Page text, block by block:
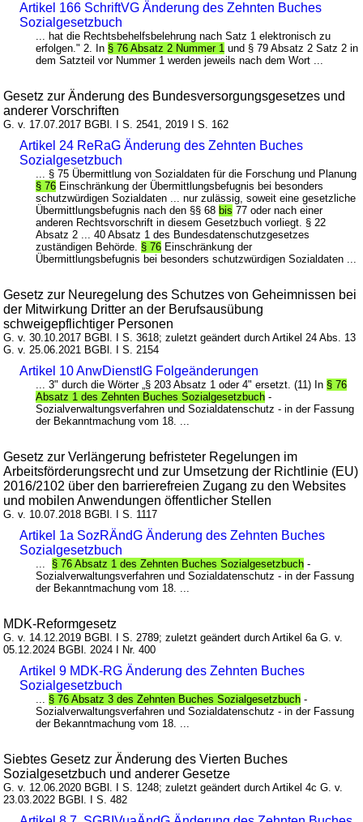
Artikel 166 SchriftVG Änderung des Zehnten Buches
Sozialgesetzbuch
... hat die Rechtsbehelfsbelehrung nach Satz 1 elektronisch zu
erfolgen." 2. In § 76 Absatz 2 Nummer 1 und § 79 Absatz 2 Satz 2 in
dem Satzteil vor Nummer 1 werden jeweils nach dem Wort ...
Gesetz zur Änderung des Bundesversorgungsgesetzes und
anderer Vorschriften
G. v. 17.07.2017 BGBl. I S. 2541, 2019 I S. 162
Artikel 24 ReRaG Änderung des Zehnten Buches
Sozialgesetzbuch
... § 75 Übermittlung von Sozialdaten für die Forschung und Planung
§ 76 Einschränkung der Übermittlungsbefugnis bei besonders
schutzwürdigen Sozialdaten ... nur zulässig, soweit eine gesetzliche
Übermittlungsbefugnis nach den §§ 68 bis 77 oder nach einer
anderen Rechtsvorschrift in diesem Gesetzbuch vorliegt. § 22
Absatz 2 ... 40 Absatz 1 des Bundesdatenschutzgesetzes
zuständigen Behörde. § 76 Einschränkung der
Übermittlungsbefugnis bei besonders schutzwürdigen Sozialdaten ...
Gesetz zur Neuregelung des Schutzes von Geheimnissen bei
der Mitwirkung Dritter an der Berufsausübung
schweigepflichtiger Personen
G. v. 30.10.2017 BGBl. I S. 3618; zuletzt geändert durch Artikel 24 Abs. 13
G. v. 25.06.2021 BGBl. I S. 2154
Artikel 10 AnwDienstlG Folgeänderungen
... 3" durch die Wörter „§ 203 Absatz 1 oder 4" ersetzt. (11) In § 76
Absatz 1 des Zehnten Buches Sozialgesetzbuch -
Sozialverwaltungsverfahren und Sozialdatenschutz - in der Fassung
der Bekanntmachung vom 18. ...
Gesetz zur Verlängerung befristeter Regelungen im
Arbeitsförderungsrecht und zur Umsetzung der Richtlinie (EU)
2016/2102 über den barrierefreien Zugang zu den Websites
und mobilen Anwendungen öffentlicher Stellen
G. v. 10.07.2018 BGBl. I S. 1117
Artikel 1a SozRÄndG Änderung des Zehnten Buches
Sozialgesetzbuch
... § 76 Absatz 1 des Zehnten Buches Sozialgesetzbuch -
Sozialverwaltungsverfahren und Sozialdatenschutz - in der Fassung
der Bekanntmachung vom 18. ...
MDK-Reformgesetz
G. v. 14.12.2019 BGBl. I S. 2789; zuletzt geändert durch Artikel 6a G. v.
05.12.2024 BGBl. 2024 I Nr. 400
Artikel 9 MDK-RG Änderung des Zehnten Buches
Sozialgesetzbuch
... § 76 Absatz 3 des Zehnten Buches Sozialgesetzbuch -
Sozialverwaltungsverfahren und Sozialdatenschutz - in der Fassung
der Bekanntmachung vom 18. ...
Siebtes Gesetz zur Änderung des Vierten Buches
Sozialgesetzbuch und anderer Gesetze
G. v. 12.06.2020 BGBl. I S. 1248; zuletzt geändert durch Artikel 4c G. v.
23.03.2022 BGBl. I S. 482